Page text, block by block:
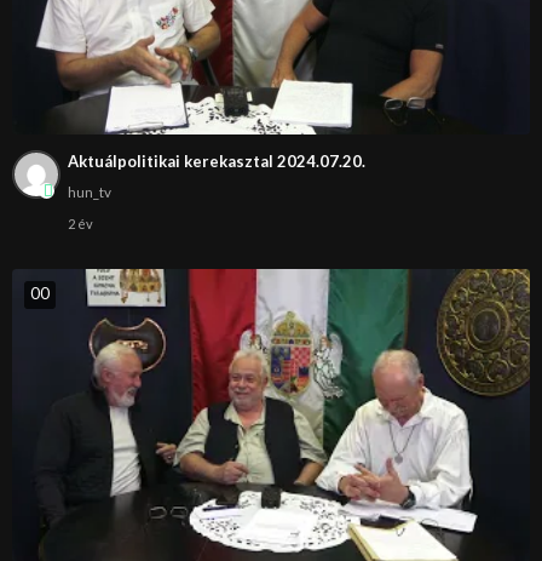
Aktuálpolitikai kerekasztal 2024.07.20.
hun_tv
2 év
00